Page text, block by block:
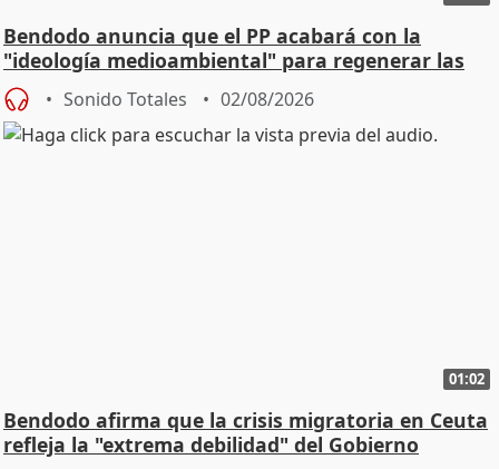
Bendodo anuncia que el PP acabará con la
"ideología medioambiental" para regenerar las
playas
Sonido Totales 02/08/2026
01:02
Bendodo afirma que la crisis migratoria en Ceuta
refleja la "extrema debilidad" del Gobierno